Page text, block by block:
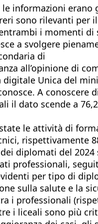
informazioni erano
sono rilevanti per
i momenti di
a svolgere
di
all’opinione di
Unica del
A conoscere
il dato scende a
le attività di
rispettivamente
diplomati del
professionali,
per tipo di
sulla salute e la
i professionali
i liceali sono più